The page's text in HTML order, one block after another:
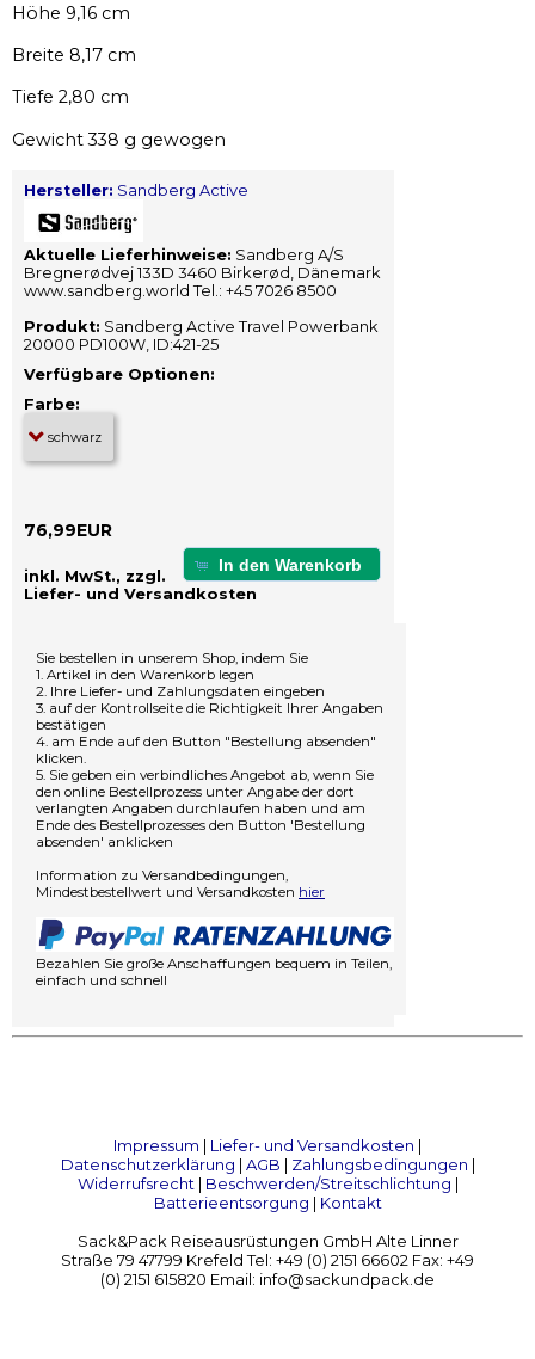
Höhe 9,16 cm
Breite 8,17 cm
Tiefe 2,80 cm
Gewicht 338 g gewogen
Hersteller: Sandberg Active
Aktuelle Lieferhinweise: Sandberg A/S
Bregnerødvej 133D 3460 Birkerød, Dänemark
www.sandberg.world Tel.: +45 7026 8500
Produkt: Sandberg Active Travel Powerbank
20000 PD100W, ID:421-25
Verfügbare Optionen:
Farbe:
76,99EUR
In den Warenkorb
inkl. MwSt., zzgl.
Liefer- und Versandkosten
Sie bestellen in unserem Shop, indem Sie
1. Artikel in den Warenkorb legen
2. Ihre Liefer- und Zahlungsdaten eingeben
3. auf der Kontrollseite die Richtigkeit Ihrer Angaben
bestätigen
4. am Ende auf den Button "Bestellung absenden"
klicken.
5. Sie geben ein verbindliches Angebot ab, wenn Sie
den online Bestellprozess unter Angabe der dort
verlangten Angaben durchlaufen haben und am
Ende des Bestellprozesses den Button 'Bestellung
absenden' anklicken
Information zu Versandbedingungen,
Mindestbestellwert und Versandkosten hier
Bezahlen Sie große Anschaffungen bequem in Teilen,
einfach und schnell
Impressum | Liefer- und Versandkosten |
Datenschutzerklärung | AGB | Zahlungsbedingungen |
Widerrufsrecht | Beschwerden/Streitschlichtung |
Batterieentsorgung | Kontakt
Sack&Pack Reiseausrüstungen GmbH Alte Linner
Straße 79 47799 Krefeld Tel: +49 (0) 2151 66602 Fax: +49
(0) 2151 615820 Email: info@sackundpack.de